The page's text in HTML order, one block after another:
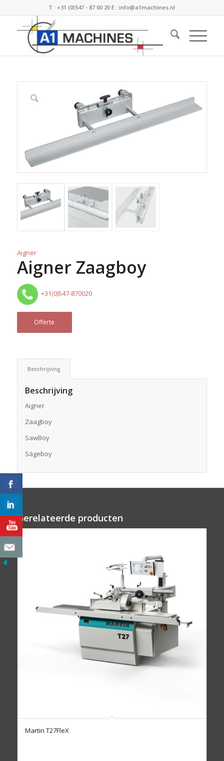
T :+31 (0)547 - 87 00 20 E :info@a1machines.nl
Aigner
Aigner Zaagboy
+31(0)547-870020
Offerte
Beschrijving
Beschrijving
Aigner
Zaagboy
SawBoy
Sägeboy
Gerelateerde producten
Martin T27FleX